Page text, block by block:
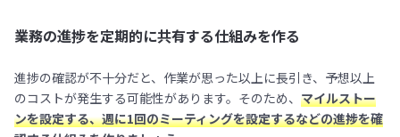
業務の進捗を定期的に共有する仕組みを作る
進捗の確認が不十分だと、作業が思った以上に長引き、予想以上
のコストが発生する可能性があります。そのため、 マイルストー
ンを設定する、週に1回のミーティングを設定するなどの進捗を確